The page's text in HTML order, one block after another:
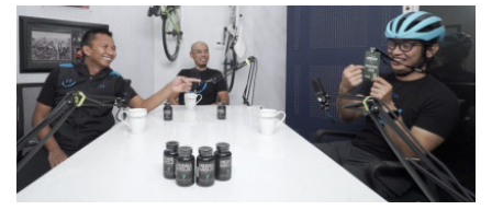
dan Om John Boemihardjo akan menjelajahi event bernama "All
Things Gravel Expo".